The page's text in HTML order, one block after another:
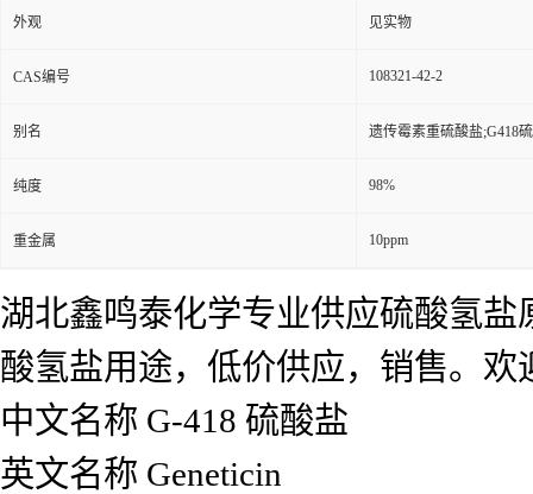
外观 见实物
CAS编号 108321-42-2
别名 遗传霉素重硫酸盐;G418
纯度 98%
重金属 10ppm
湖北鑫鸣泰化学专业供应硫酸氢
酸氢盐用途，低价供应，销售。
中文名称 G-418 硫酸盐
英文名称 Geneticin